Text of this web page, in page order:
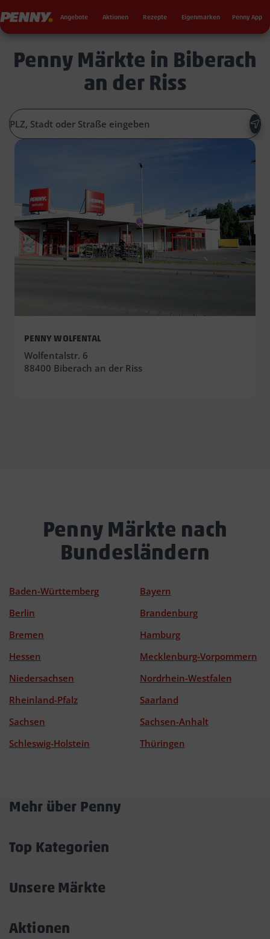
Penny Angebote Aktionen Rezepte Eigenmarken Penny App
Penny Märkte in Biberach
an der Riss
PENNY WOLFENTAL
Wolfentalstr. 6
88400 Biberach an der Riss
Penny Märkte nach
Bundesländern
Baden-Württemberg
Bayern
Berlin
Brandenburg
Bremen
Hamburg
Hessen
Mecklenburg-Vorpommern
Niedersachsen
Nordrhein-Westfalen
Rheinland-Pfalz
Saarland
Sachsen
Sachsen-Anhalt
Schleswig-Holstein
Thüringen
Mehr über Penny
Top Kategorien
Unsere Märkte
Aktionen